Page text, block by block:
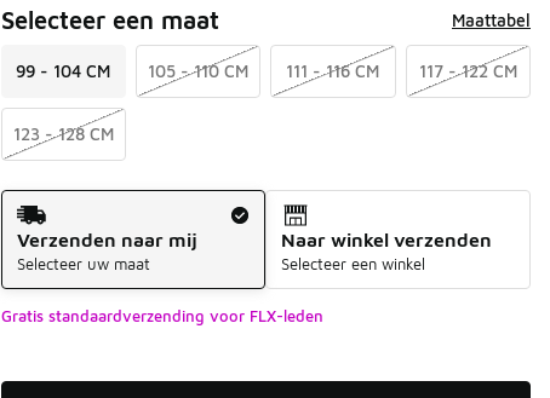
Selecteer een maat Maattabel
99 - 104 CM 105 - 110 CM 111 - 116 CM 117 - 122 CM
123 - 128 CM
Verzendmethode
Verzenden naar mij
Selecteer uw maat
Naar winkel verzenden
Selecteer een winkel
Gratis standaardverzending voor FLX-leden